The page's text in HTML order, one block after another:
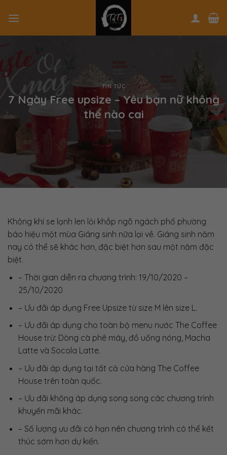
TIN TỨC
7 Ngày Free upsize – Yêu bạn nữ không
thể nào cai
Không khí se lạnh len lỏi khắp ngõ ngách phố phường
báo hiệu một mùa Giáng sinh nữa lại về. Giáng sinh năm
nay có thể sẽ khác hơn, đặc biệt hơn sau một năm đặc
biệt.
– Thời gian diễn ra chương trình: 19/10/2020 –
25/10/2020
– Ưu đãi áp dụng Free Upsize từ size M lên size L.
– Ưu đãi áp dụng cho toàn bộ menu nước The Coffee
House trừ: Dòng cà phê máy, đồ uống nóng, Macha
Latte và Socola Latte.
– Ưu đãi áp dụng tại tất cả cửa hàng The Coffee
House trên toàn quốc.
– Ưu đãi không áp dụng song song các chương trình
khuyến mãi khác.
– Số lượng ưu đãi có hạn nên chương trình có thể kết
thúc sớm hơn dự kiến.